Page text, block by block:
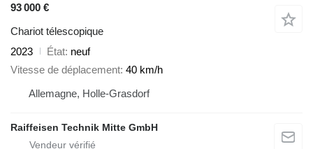
93 000 €
Chariot télescopique
2023
État neuf
Vitesse de déplacement 40 km/h
Allemagne, Holle-Grasdorf
Raiffeisen Technik Mitte GmbH